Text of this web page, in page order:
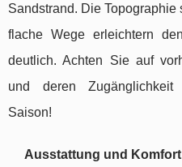
Sandstrand. Die
flache Wege erleichtern
deutlich. Achten Sie auf
und deren
Saison!
Ausstattung und